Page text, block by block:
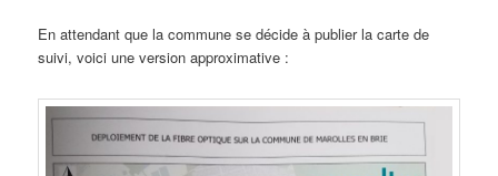
En attendant que la commune se décide à publier la carte de
suivi, voici une version approximative :